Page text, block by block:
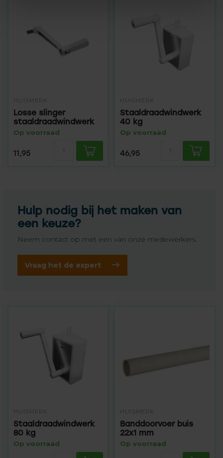
HUISMERK
Losse slinger
staaldraadwindwerk
Op voorraad
11,95
HUISMERK
Staaldraadwindwerk
40 kg
Op voorraad
46,95
Hulp nodig bij het maken van
een keuze?
Neem contact op met een van onze medewerkers
Vraag het de expert
HUISMERK
Staaldraadwindwerk
80 kg
Op voorraad
HUISMERK
Banddoorvoer buis
22x1 mm
Op voorraad